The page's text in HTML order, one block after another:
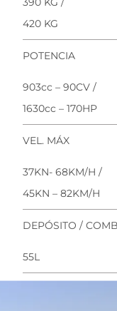
420 KG
POTENCIA
903cc – 90CV /
1630cc – 170HP
VEL. MÁX
37KN- 68KM/H /
45KN – 82KM/H
DEPÓSITO /
55L